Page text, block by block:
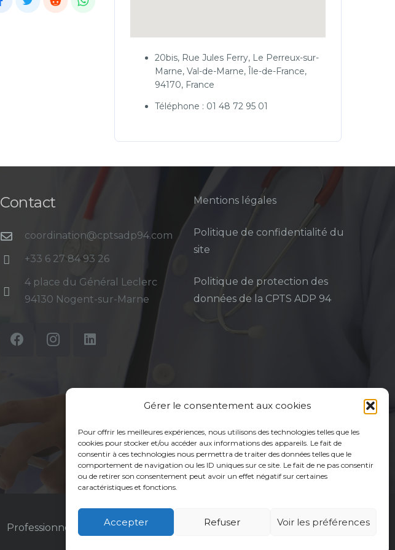
Gérer le consentement aux cookies
Pour offrir les meilleures expériences, nous utilisons des technologies telles que les
cookies pour stocker et/ou accéder aux informations des appareils. Le fait de
consentir à ces technologies nous permettra de traiter des données telles que le
comportement de navigation ou les ID uniques sur ce site. Le fait de ne pas consentir
ou de retirer son consentement peut avoir un effet négatif sur certaines
caractéristiques et fonctions.
Accepter Refuser Voir les préférences
20bis, Rue Jules Ferry, Le Perreux-sur-
Marne, Val-de-Marne, Île-de-France,
94170, France
Téléphone : 01 48 72 95 01
Contact
coordination@cptsadp94.com
+33 6 27 84 93 26
4 place du Général Leclerc
94130 Nogent-sur-Marne
Mentions légales
Politique de confidentialité du
site
Politique de protection des
données de la CPTS ADP 94
Professionnels de santé Usagers Actualités Adhérer Contact